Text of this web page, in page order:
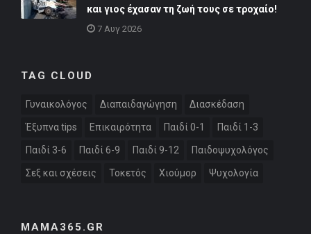
και γιος έχασαν τη ζωή τους σε τροχαίο!
7 Αυγ 2026
TAG CLOUD
Γυναικολόγος Διαπαιδαγώγηση Διασκέδαση
Έξυπνα tips Επικαιρότητα Παιδί 0-1 Παιδί 1-3
Παιδί 3-6 Παιδί 6-9 Παιδί 9-12 Παιδοψυχολόγος
Σεξ και σχέσεις Τοκετός Χιούμορ Ψυχολογία
MAMA365.GR